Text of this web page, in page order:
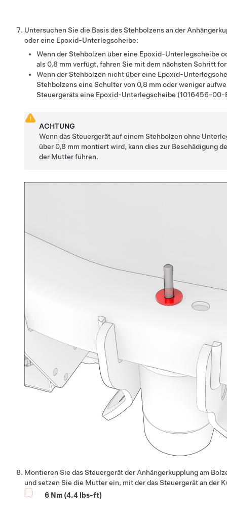
Untersuchen Sie die Basis des Stehbolzens an der
oder eine Epoxid-Unterlegscheibe:
Wenn der Stehbolzen über eine Epoxid-Unterlegscheibe
als 0,8 mm verfügt, fahren Sie mit dem nächsten Schritt
Wenn der Stehbolzen nicht über eine Epoxid-
Stehbolzens eine Schulter von 0,8 mm oder weniger
Steuergeräts eine Epoxid-Unterlegscheibe (1016456-00-
ACHTUNG
Wenn das Steuergerät auf einem Stehbolzen ohne
über 0,8 mm montiert wird, kann dies zur Beschädigung
der Mutter führen.
Montieren Sie das Steuergerät der Anhängerkupplung am
und setzen Sie die Mutter ein, mit der das Steuergerät an der
6 Nm (4.4 lbs-ft)